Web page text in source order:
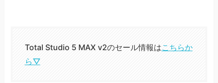
Total Studio 5 MAX v2のセール情報はこちらか
ら▽